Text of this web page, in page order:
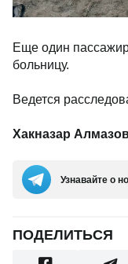
Еще один
больницу.
Ведется
Хакназар
Узнавайте о
ПОДЕЛИТЬСЯ